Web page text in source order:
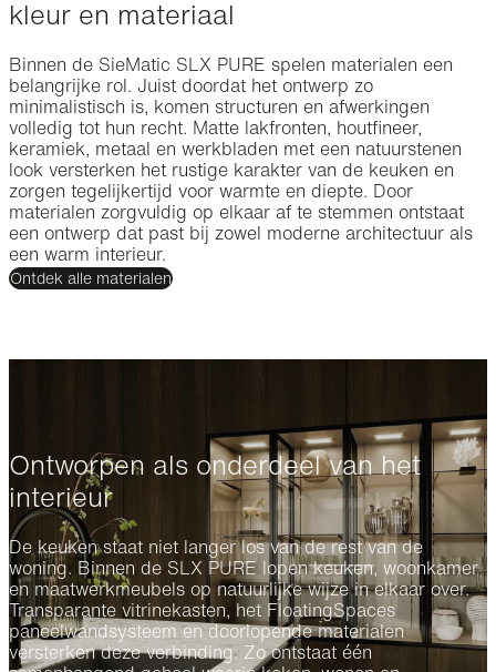
kleur en materiaal
Binnen de SieMatic SLX PURE spelen materialen een
belangrijke rol. Juist doordat het ontwerp zo
minimalistisch is, komen structuren en afwerkingen
volledig tot hun recht. Matte lakfronten, houtfineer,
keramiek, metaal en werkbladen met een natuurstenen
look versterken het rustige karakter van de keuken en
zorgen tegelijkertijd voor warmte en diepte. Door
materialen zorgvuldig op elkaar af te stemmen ontstaat
een ontwerp dat past bij zowel moderne architectuur als
een warm interieur.
Ontdek alle materialen
Ontworpen als onderdeel van het
interieur
De keuken staat niet langer los van de rest van de
woning. Binnen de SLX PURE lopen keuken, woonkamer
en maatwerkmeubels op natuurlijke wijze in elkaar over.
Transparante vitrinekasten, het FloatingSpaces
paneelwandsysteem en doorlopende materialen
versterken deze verbinding. Zo ontstaat één